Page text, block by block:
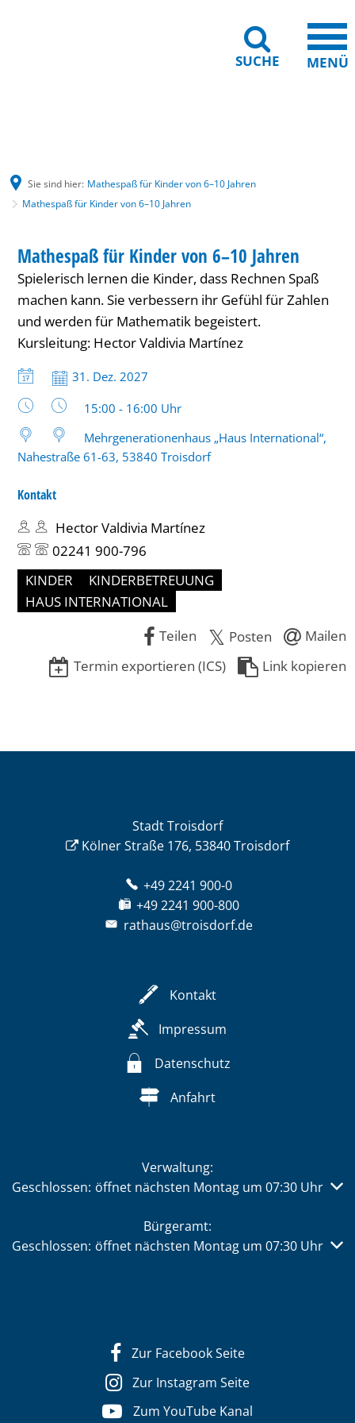
SUCHE MENÜ
Sie sind hier: Mathespaß für Kinder von 6–10 Jahren
Mathespaß für Kinder von 6–10 Jahren
für
Kinder
von
Jahren
KATEGORIE: KINDER
Mathespaß für Kinder von 6–10 Jahren
Spielerisch lernen die Kinder, dass Rechnen Spaß
machen kann. Sie verbessern ihr Gefühl für Zahlen
und werden für Mathematik begeistert.
Kursleitung: Hector Valdivia Martínez
Datum:
31. Dez. 2027
Uhrzeit:
15:00 - 16:00 Uhr
Mehrgenerationenhaus „Haus International“,
Nahestraße 61-63, 53840 Troisdorf
Kontakt
Hector Valdivia Martínez
02241 900-796
KINDER
KINDERBETREUUNG
HAUS INTERNATIONAL
Teilen
Posten
Mailen
Termin exportieren (ICS)
Link kopieren
Stadt Troisdorf
Kölner Straße 176, 53840 Troisdorf
+49 2241 900-0
+49 2241 900-800
rathaus@troisdorf.de
Kontakt
Impressum
Datenschutz
Anfahrt
Verwaltung:
Klicken, um weitere Öffnungs- oder Schließzeiten
Geschlossen: öffnet nächsten Montag um 07:30 Uhr
Bürgeramt:
Klicken, um weitere Öffnungs- oder Schließzeiten
Geschlossen: öffnet nächsten Montag um 07:30 Uhr
Zur Facebook Seite
Zur Instagram Seite
Zum YouTube Kanal